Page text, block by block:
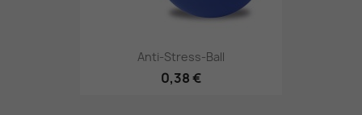
Anti-Stress-Ball
0,38 €